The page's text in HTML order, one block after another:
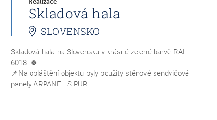
Realizace
Skladová hala
SLOVENSKO
Skladová hala na Slovensku v krásné zelené barvě RAL
6018. 🍀
📌 Na opláštění objektu byly použity stěnové sendvičové
panely ARPANEL S PUR.